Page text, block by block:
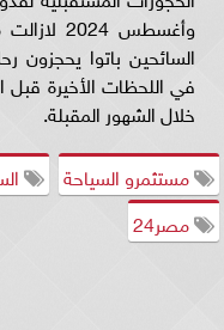
وأغسطس
السائحين باتوا يحجزون
في اللحظات الأخيرة قبل
خلال الشهور المقبلة.
مستثمرو السياحة
مصر24